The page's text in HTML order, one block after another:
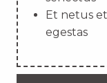
Et netus
egestas